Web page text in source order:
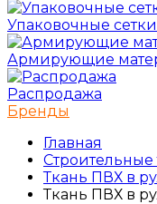
Упаковочные
Армирующие
Распродажа
Бренды
Главная
Строительные
Ткань ПВХ в
Ткань ПВХ в